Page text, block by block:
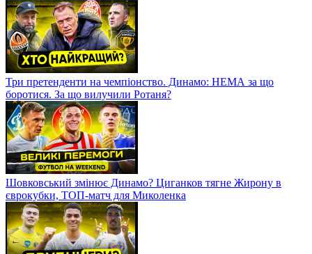
Три претенденти на чемпіонство. Динамо: НЕМА за що
боротися. За що вилучили Ротаня?
Шовковський змінює Динамо? Циганков тягне Жирону в
єврокубки, ТОП-матч для Миколенка